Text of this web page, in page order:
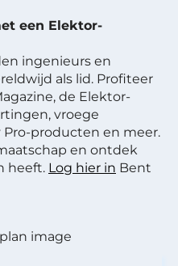
een Elektor-
ingenieurs en
als lid. Profiteer
de Elektor-
vroege
producten en meer.
en ontdek
heeft. Log hier in Bent